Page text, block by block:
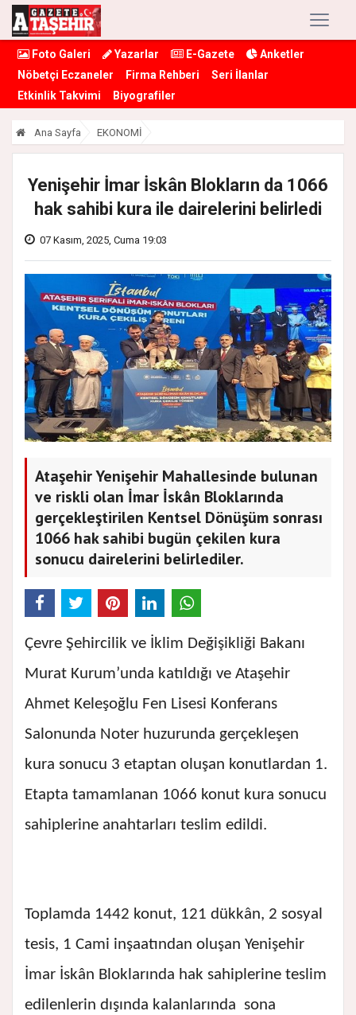
Foto Galeri Yazarlar E-Gazete
Anketler
Nöbetçi Eczaneler
Firma Rehberi
Seri İlanlar
Etkinlik Takvimi
Biyografiler
Ana Sayfa EKONOMİ
Yenişehir İmar İskân Blokların da 1066
hak sahibi kura ile dairelerini belirledi
07 Kasım, 2025, Cuma 19:03
Ataşehir Yenişehir Mahallesinde bulunan
ve riskli olan İmar İskân Bloklarında
gerçekleştirilen Kentsel Dönüşüm sonrası
1066 hak sahibi bugün çekilen kura
sonucu dairelerini belirlediler.
Çevre Şehircilik ve İklim Değişikliği Bakanı
Murat Kurum’unda katıldığı ve Ataşehir
Ahmet Keleşoğlu Fen Lisesi Konferans
Salonunda Noter huzurunda gerçekleşen
kura sonucu 3 etaptan oluşan konutlardan 1.
Etapta tamamlanan 1066 konut kura sonucu
sahiplerine anahtarları teslim edildi.
Toplamda 1442 konut, 121 dükkân, 2 sosyal
tesis, 1 Cami inşaatından oluşan Yenişehir
İmar İskân Bloklarında hak sahiplerine teslim
edilenlerin dışında kalanlarında sona